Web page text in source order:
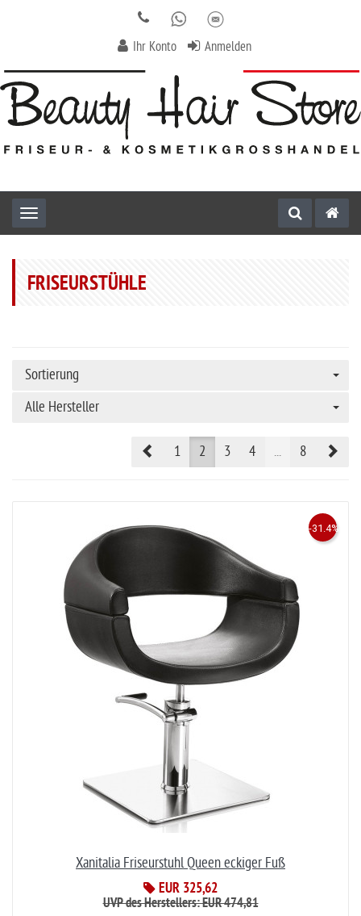
Ihr Konto Anmelden
Toggle navigation
FRISEURSTÜHLE
Sortierung
Alle Hersteller
Prev1 2 3 4 ... 8
Xanitalia Friseurstuhl Queen eckiger Fuß
EUR 325,62
-31.4%
UVP des Herstellers: EUR 474,81